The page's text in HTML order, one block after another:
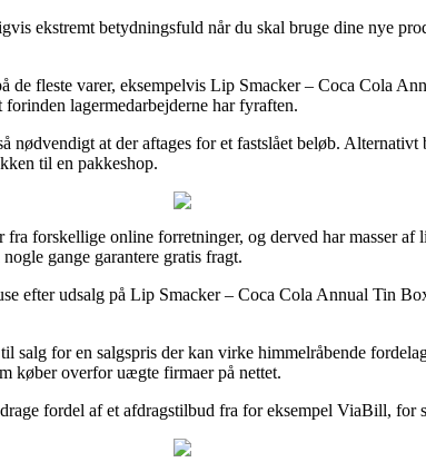
ekstremt betydningsfuld når du skal bruge dine nye
de fleste varer, eksempelvis Lip Smacker – Coca Cola
lagermedarbejderne har fyraften.
at der aftages for et fastslået beløb.
til en pakkeshop.
forskellige online forretninger, og derved har masser
gange garantere gratis fragt.
udsalg på Lip Smacker – Coca Cola Annual Tin
salg for en salgspris der kan virke himmelråbende
køber overfor uægte firmaer på nettet.
fordel af et afdragstilbud fra for eksempel ViaBill, for